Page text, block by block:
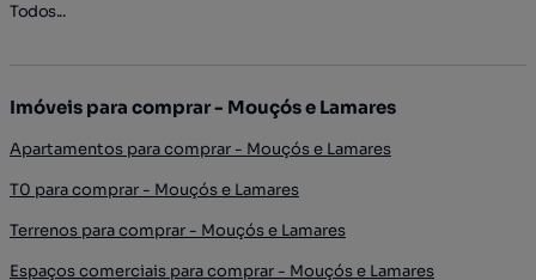
Todos...
Imóveis para comprar - Mouçós e Lamares
Apartamentos para comprar - Mouçós e Lamares
T0 para comprar - Mouçós e Lamares
Terrenos para comprar - Mouçós e Lamares
Espaços comerciais para comprar - Mouçós e Lamares